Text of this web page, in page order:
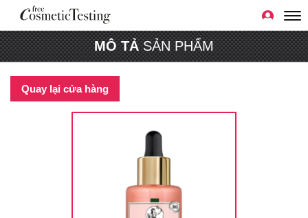
MÔ TẢSẢN PHẨM
Quay lại cửa hàng